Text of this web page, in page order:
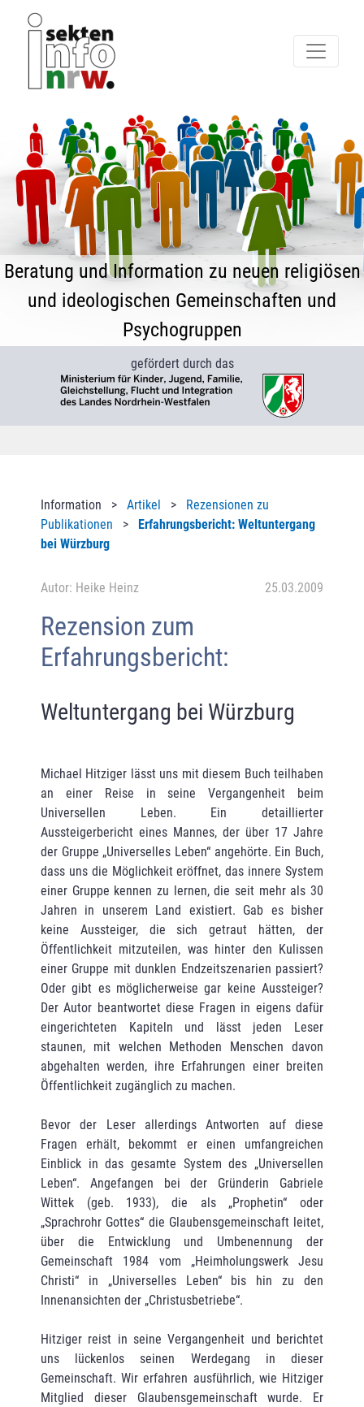
Beratung und Information zu neuen religiösen
und ideologischen Gemeinschaften und
Psychogruppen
gefördert durch das
Information > Artikel > Rezensionen zu
Publikationen > Erfahrungsbericht: Weltuntergang
bei Würzburg
Autor: Heike Heinz 25.03.2009
Rezension zum
Erfahrungsbericht:
Weltuntergang bei Würzburg
Michael Hitziger lässt uns mit diesem Buch teilhaben
an einer Reise in seine Vergangenheit beim
Universellen Leben. Ein detaillierter
Aussteigerbericht eines Mannes, der über 17 Jahre
der Gruppe „Universelles Leben“ angehörte. Ein Buch,
dass uns die Möglichkeit eröffnet, das innere System
einer Gruppe kennen zu lernen, die seit mehr als 30
Jahren in unserem Land existiert. Gab es bisher
keine Aussteiger, die sich getraut hätten, der
Öffentlichkeit mitzuteilen, was hinter den Kulissen
einer Gruppe mit dunklen Endzeitszenarien passiert?
Oder gibt es möglicherweise gar keine Aussteiger?
Der Autor beantwortet diese Fragen in eigens dafür
eingerichteten Kapiteln und lässt jeden Leser
staunen, mit welchen Methoden Menschen davon
abgehalten werden, ihre Erfahrungen einer breiten
Öffentlichkeit zugänglich zu machen.
Bevor der Leser allerdings Antworten auf diese
Fragen erhält, bekommt er einen umfangreichen
Einblick in das gesamte System des „Universellen
Leben“. Angefangen bei der Gründerin Gabriele
Wittek (geb. 1933), die als „Prophetin“ oder
„Sprachrohr Gottes“ die Glaubensgemeinschaft leitet,
über die Entwicklung und Umbenennung der
Gemeinschaft 1984 vom „Heimholungswerk Jesu
Christi“ in „Universelles Leben“ bis hin zu den
Innenansichten der „Christusbetriebe“.
Hitziger reist in seine Vergangenheit und berichtet
uns lückenlos seinen Werdegang in dieser
Gemeinschaft. Wir erfahren ausführlich, wie Hitziger
Mitglied dieser Glaubensgemeinschaft wurde. Er